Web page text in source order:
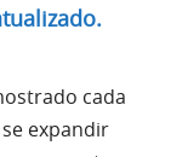
cada
expandir